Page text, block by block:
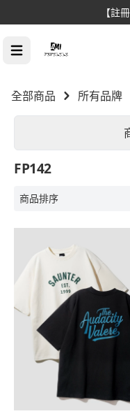
【註
全部商品 所有品牌
FP142